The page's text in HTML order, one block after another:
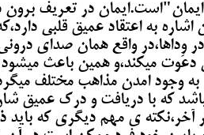
در تعریف برون
اشاره به اعتقاد عمیق قلبی
وِداها،در واقع همان صدای
دعوت میکند،و همین باعث
به وجود امدن مذاهب مختلف
که با دریافت و درک عمیق
آخر،نکته ی مهم دیگری که